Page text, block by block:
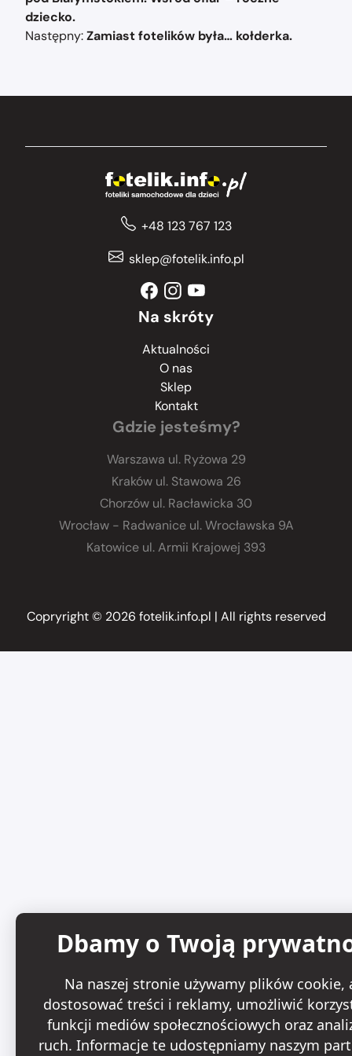
dziecko.
Następny:Zamiast fotelików była… kołderka.
+48 123 767 123
sklep@fotelik.info.pl
Na skróty
Aktualności
O nas
Sklep
Kontakt
Gdzie jesteśmy?
Warszawa ul. Ryżowa 29
Kraków ul. Stawowa 26
Chorzów ul. Racławicka 30
Wrocław - Radwanice ul. Wrocławska 9A
Katowice ul. Armii Krajowej 393
Copryright © 2026 fotelik.info.pl | All rights reserved
Dbamy o Twoją
Na naszej stronie używamy plików cookie,
dostosować treści i reklamy, umożliwić
funkcji mediów społecznościowych oraz
ruch. Informacje te udostępniamy naszym